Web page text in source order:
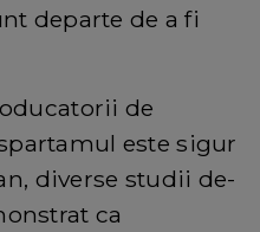
departe de a fi
de
este sigur
diverse studii de-
ca